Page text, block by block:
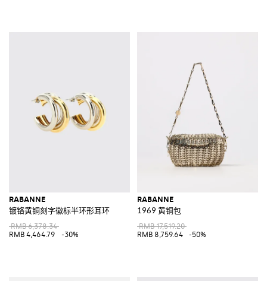
RABANNE
镀铬黄铜刻字徽标半环形耳环
RMB 6,378.34
RMB 4,464.79
-30%
RABANNE
1969 黄铜包
RMB 17,519.20
RMB 8,759.64
-50%